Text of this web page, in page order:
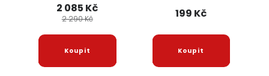
2 085 Kč
2 290 Kč 199 Kč